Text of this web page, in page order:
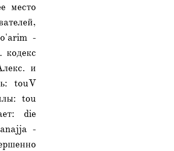
место
-
и
touV
tou
die
-